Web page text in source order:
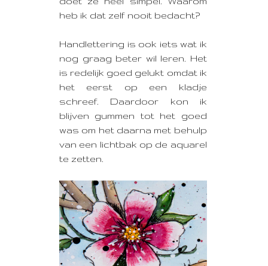
heb ik dat zelf nooit bedacht?
Handlettering is ook iets wat ik
nog graag beter wil leren. Het
is redelijk goed gelukt omdat ik
het eerst op een kladje
schreef. Daardoor kon ik
blijven gummen tot het goed
was om het daarna met behulp
van een lichtbak op de aquarel
te zetten.